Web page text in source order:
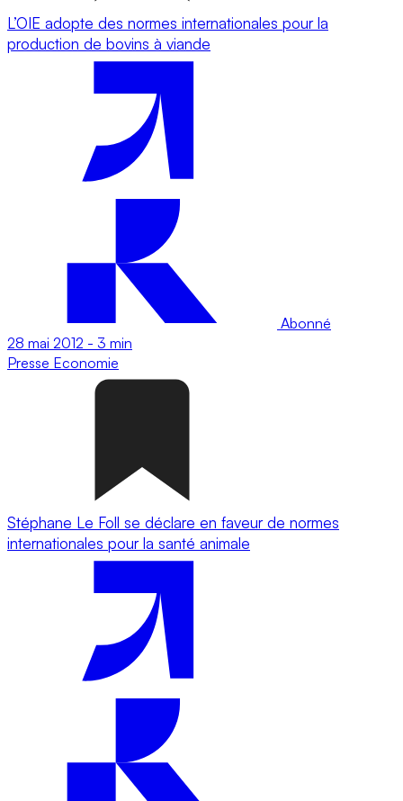
L’OIE adopte des normes internationales pour la
production de bovins à viande
Abonné
28 mai 2012 - 3 min
Presse Economie
Stéphane Le Foll se déclare en faveur de normes
internationales pour la santé animale